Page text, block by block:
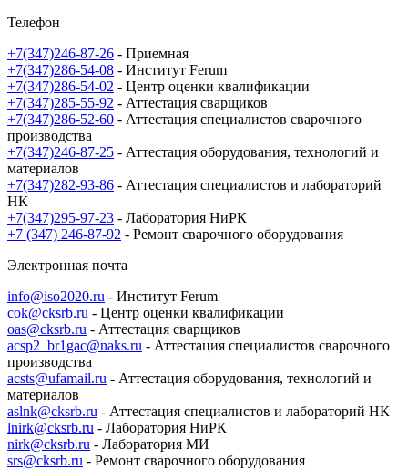
Телефон
+7(347)246-87-26 - Приемная
+7(347)286-54-08 - Институт Ferum
+7(347)286-54-02 - Центр оценки квалификации
+7(347)285-55-92 - Аттестация сварщиков
+7(347)286-52-60 - Аттестация специалистов сварочного
производства
+7(347)246-87-25 - Аттестация оборудования, технологий и
материалов
+7(347)282-93-86 - Аттестация специалистов и лабораторий
НК
+7(347)295-97-23 - Лаборатория НиРК
+7 (347) 246-87-92 - Ремонт сварочного оборудования
Электронная почта
info@iso2020.ru - Институт Ferum
cok@cksrb.ru - Центр оценки квалификации
oas@cksrb.ru - Аттестация сварщиков
acsp2_br1gac@naks.ru - Аттестация специалистов сварочного
производства
acsts@ufamail.ru - Аттестация оборудования, технологий и
материалов
aslnk@cksrb.ru - Аттестация специалистов и лабораторий НК
lnirk@cksrb.ru - Лаборатория НиРК
nirk@cksrb.ru - Лаборатория МИ
srs@cksrb.ru - Ремонт сварочного оборудования